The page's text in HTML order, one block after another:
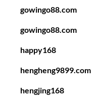
gowingo88.com
gowingo88.com
happy168
hengheng9899.com
hengjing168